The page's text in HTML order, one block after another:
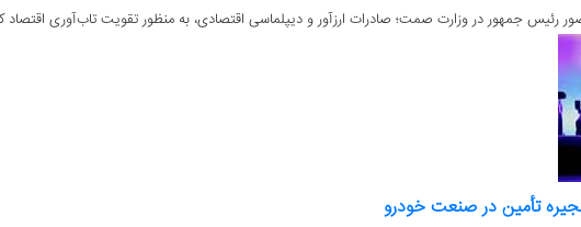
رئیس جمهور در وزارت صمت؛ صادرات ارزآور و دیپلماسی اقتصادی، به منظور تقویت تاب‌آوری
تأمین در صنعت خودرو